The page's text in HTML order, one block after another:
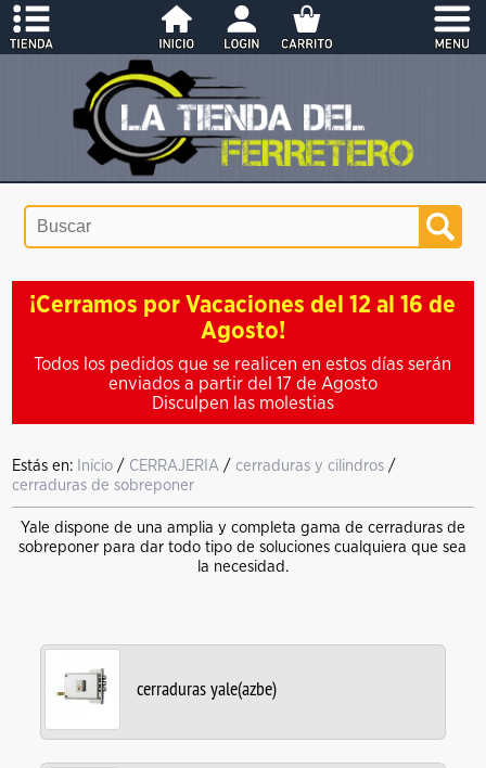
¡Cerramos por Vacaciones del 12 al 16 de
Agosto!
Todos los pedidos que se realicen en estos días serán
enviados a partir del 17 de Agosto
Disculpen las molestias
Estás en: Inicio / CERRAJERIA /cerraduras y cilindros /
cerraduras de sobreponer
Yale dispone de una amplia y completa gama de cerraduras de
sobreponer para dar todo tipo de soluciones cualquiera que sea
la necesidad.
cerraduras yale(azbe)